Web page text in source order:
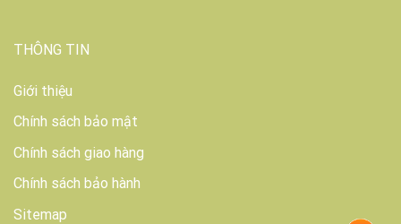
THÔNG TIN
Giới thiệu
Chính sách bảo mật
Chính sách giao hàng
Chính sách bảo hành
Sitemap